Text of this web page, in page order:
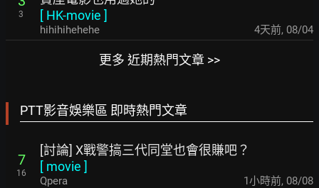
3
[ HK-movie ]
hihihihehehe 4天前, 08/04
更多 近期熱門文章 >>
PTT影音娛樂區 即時熱門文章
7
16
[討論] X戰警搞三代同堂也會很賺吧？
[ movie ]
Qpera 1小時前, 08/08